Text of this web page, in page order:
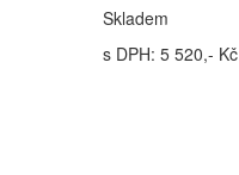
Skladem
s DPH: 5 520,- Kč